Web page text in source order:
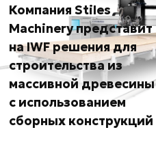
Компания Stiles
Machinery представит
на IWF решения для
строительства из
массивной древесины
с использованием
сборных конструкций